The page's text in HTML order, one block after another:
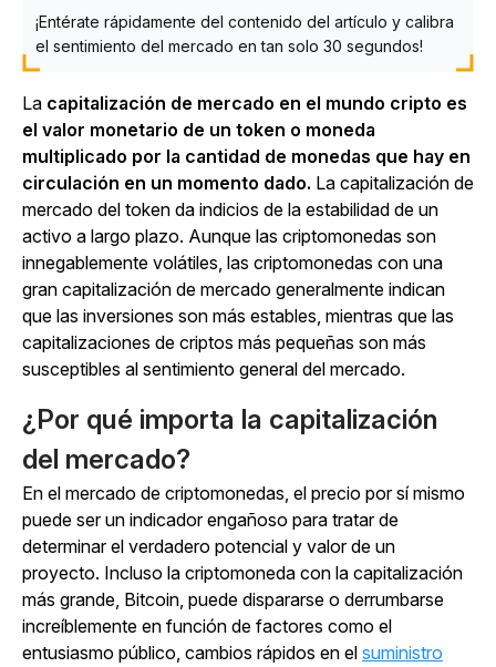
¡Entérate rápidamente del contenido del artículo y calibra
el sentimiento del mercado en tan solo 30 segundos!
La capitalización de mercado en el mundo cripto es
el valor monetario de un token o moneda
multiplicado por la cantidad de monedas que hay en
circulación en un momento dado. La capitalización de
mercado del token da indicios de la estabilidad de un
activo a largo plazo. Aunque las criptomonedas son
innegablemente volátiles, las criptomonedas con una
gran capitalización de mercado generalmente indican
que las inversiones son más estables, mientras que las
capitalizaciones de criptos más pequeñas son más
susceptibles al sentimiento general del mercado.
¿Por qué importa la capitalización
del mercado?
En el mercado de criptomonedas, el precio por sí mismo
puede ser un indicador engañoso para tratar de
determinar el verdadero potencial y valor de un
proyecto. Incluso la criptomoneda con la capitalización
más grande, Bitcoin, puede dispararse o derrumbarse
increíblemente en función de factores como el
entusiasmo público, cambios rápidos en el suministro